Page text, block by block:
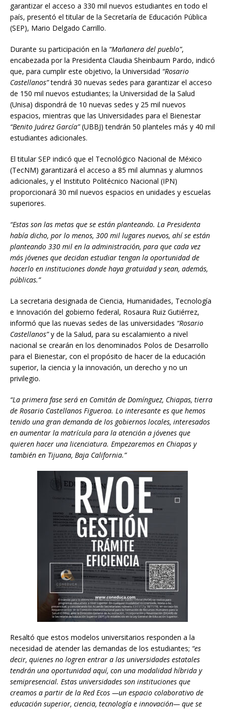
garantizar el acceso a 330 mil nuevos estudiantes en todo el
país, presentó el titular de la Secretaría de Educación Pública
(SEP), Mario Delgado Carrillo.
Durante su participación en la “Mañanera del pueblo”,
encabezada por la Presidenta Claudia Sheinbaum Pardo, indicó
que, para cumplir este objetivo, la Universidad “Rosario
Castellanos”tendrá 30 nuevas sedes para garantizar el acceso
de 150 mil nuevos estudiantes; la Universidad de la Salud
(Unisa) dispondrá de 10 nuevas sedes y 25 mil nuevos
espacios, mientras que las Universidades para el Bienestar
“Benito Juárez García”(UBBJ) tendrán 50 planteles más y 40 mil
estudiantes adicionales.
El titular SEP indicó que el Tecnológico Nacional de México
(TecNM) garantizará el acceso a 85 mil alumnas y alumnos
adicionales, y el Instituto Politécnico Nacional (IPN)
proporcionará 30 mil nuevos espacios en unidades y escuelas
superiores.
“Estas son las metas que se están planteando. La Presidenta
había dicho, por lo menos, 300 mil lugares nuevos, ahí se están
planteando 330 mil en la administración, para que cada vez
más jóvenes que decidan estudiar tengan la oportunidad de
hacerlo en instituciones donde haya gratuidad y sean, además,
públicas.”
La secretaria designada de Ciencia, Humanidades, Tecnología
e Innovación del gobierno federal, Rosaura Ruiz Gutiérrez,
informó que las nuevas sedes de las universidades “Rosario
Castellanos”y de la Salud, para su escalamiento a nivel
nacional se crearán en los denominados Polos de Desarrollo
para el Bienestar, con el propósito de hacer de la educación
superior, la ciencia y la innovación, un derecho y no un
privilegio.
“La primera fase será en Comitán de Domínguez, Chiapas, tierra
de Rosario Castellanos Figueroa. Lo interesante es que hemos
tenido una gran demanda de los gobiernos locales, interesados
en aumentar la matrícula para la atención a jóvenes que
quieren hacer una licenciatura. Empezaremos en Chiapas y
también en Tijuana, Baja California.”
Resaltó que estos modelos universitarios responden a la
necesidad de atender las demandas de los estudiantes; “es
decir, quienes no logren entrar a las universidades estatales
tendrán una oportunidad aquí, con una modalidad híbrida y
semipresencial. Estas universidades son instituciones que
creamos a partir de la Red Ecos —un espacio colaborativo de
educación superior, ciencia, tecnología e innovación— que se